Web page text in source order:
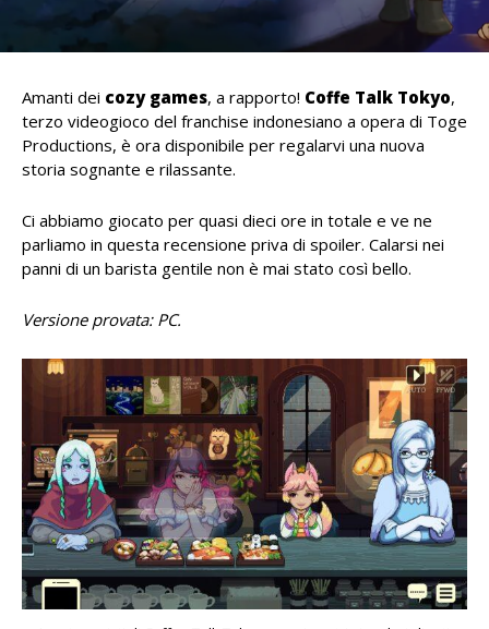
Amanti dei cozy games, a rapporto! Coffe Talk Tokyo,
terzo videogioco del franchise indonesiano a opera di Toge
Productions, è ora disponibile per regalarvi una nuova
storia sognante e rilassante.
Ci abbiamo giocato per quasi dieci ore in totale e ve ne
parliamo in questa recensione priva di spoiler. Calarsi nei
panni di un barista gentile non è mai stato così bello.
Versione provata: PC.